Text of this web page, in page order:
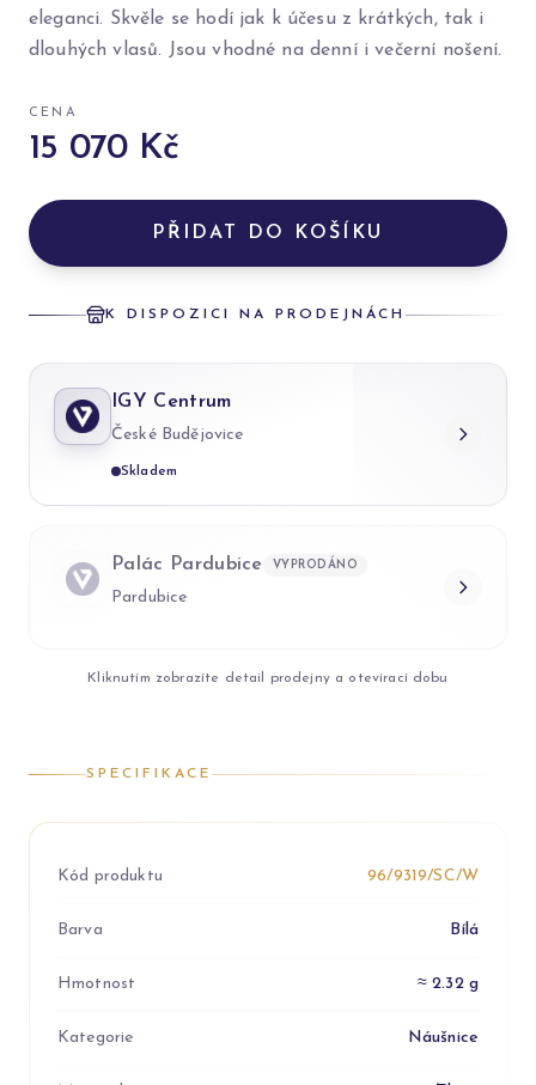
eleganci. Skvěle se hodí jak k účesu z krátkých, tak i
dlouhých vlasů. Jsou vhodné na denní i večerní nošení.
CENA
15 070 Kč
PŘIDAT DO KOŠÍKU
K DISPOZICI NA PRODEJNÁCH
IGY Centrum
České Budějovice
Skladem
Palác Pardubice VYPRODÁNO
Pardubice
Kliknutím zobrazíte detail prodejny a otevírací dobu
SPECIFIKACE
Kód produktu 96/9319/SC/W
Barva Bílá
Hmotnost ≈ 2.32 g
Kategorie Náušnice